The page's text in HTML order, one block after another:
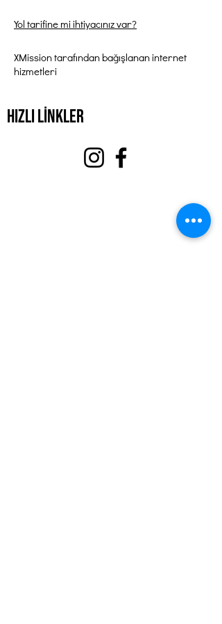
Yol tarifine mi ihtiyacınız var?
XMission tarafından bağışlanan internet
hizmetleri
Hızlı Linkler